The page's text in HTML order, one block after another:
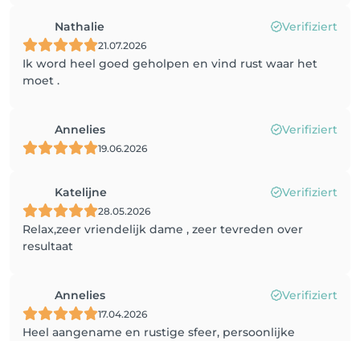
Nathalie Verifiziert
21.07.2026
Ik word heel goed geholpen en vind rust waar het
moet .
Annelies Verifiziert
19.06.2026
Katelijne Verifiziert
28.05.2026
Relax,zeer vriendelijk dame , zeer tevreden over
resultaat
Annelies Verifiziert
17.04.2026
Heel aangename en rustige sfeer, persoonlijke